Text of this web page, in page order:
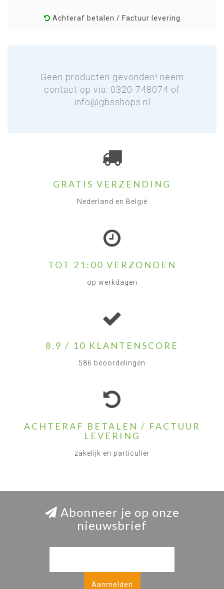
Achteraf betalen / Factuur levering
Geen producten gevonden! neem
contact op via: 0320-748074 of
info@gbsshops.nl
GRATIS VERZENDING
Nederland en België
TOT 21:00 VERZONDEN
op werkdagen
8.9 / 10 KLANTENSCORE
586 beoordelingen
ACHTERAF BETALEN / FACTUUR
LEVERING
zakelijk en particulier
Abonneer je op onze
nieuwsbrief
Aanmelden